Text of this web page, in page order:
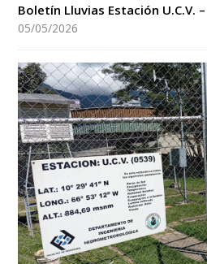
Boletín Lluvias Estación U.C.V.
05/05/2026